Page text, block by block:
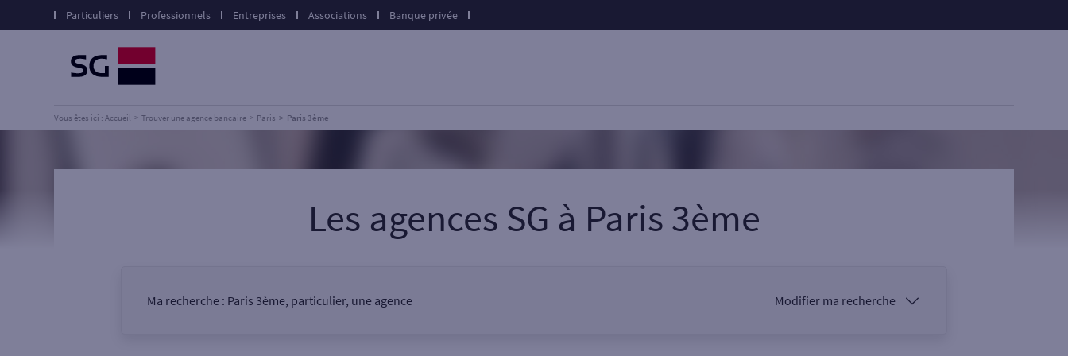
Particuliers Professionnels Entreprises Associations Banque privée
Vous êtes ici : Accueil Trouver une agence bancaire Paris Paris 3ème
Les agences SG à Paris 3ème
Ma recherche : Paris 3ème, particulier, une agence Modifier ma recherche